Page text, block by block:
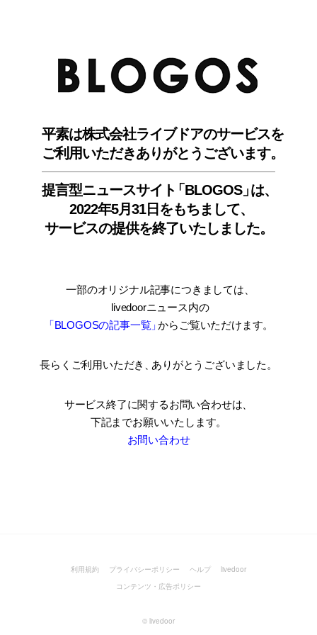
平素は株式会社ライブドアのサービスを
ご利用いただきありがとうございます。
提言型ニュースサイ ト「BLOGOS」は、
2022年5月31日をもちまして、
サービスの提供を終了いたしました。
一部のオリジナル記事につきましては
livedoorニュース内の
「BLOGOSの記事一覧」からご覧いただけます。
長らくご利用いただき ありがとうございました。
サービス終了に関するお問い合わせは、
下記までお願いいたします。
お問い合わせ
利用規約 プライバシーポリシー ヘルプ
livedoor
コンテンツ・広告ポリシー
© livedoor